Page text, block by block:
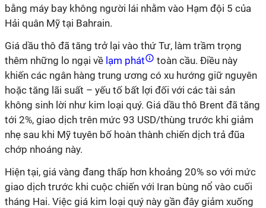
bằng máy bay không người lái nhằm vào Hạm đội 5 của
Hải quân Mỹ tại Bahrain.
Giá dầu thô đã tăng trở lại vào thứ Tư, làm trầm trọng
thêm những lo ngại về lạm phát
toàn cầu. Điều này
khiến các ngân hàng trung ương có xu hướng giữ nguyên
hoặc tăng lãi suất – yếu tố bất lợi đối với các tài sản
không sinh lời như kim loại quý. Giá dầu thô Brent đã tăng
tới 2%, giao dịch trên mức 93 USD/thùng trước khi giảm
nhẹ sau khi Mỹ tuyên bố hoàn thành chiến dịch trả đũa
chớp nhoáng này.
Hiện tại, giá vàng đang thấp hơn khoảng 20% so với mức
giao dịch trước khi cuộc chiến với Iran bùng nổ vào cuối
tháng Hai. Việc giá kim loại quý này gần đây giảm xuống